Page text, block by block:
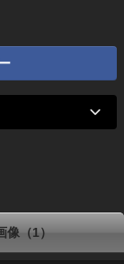
像（1）